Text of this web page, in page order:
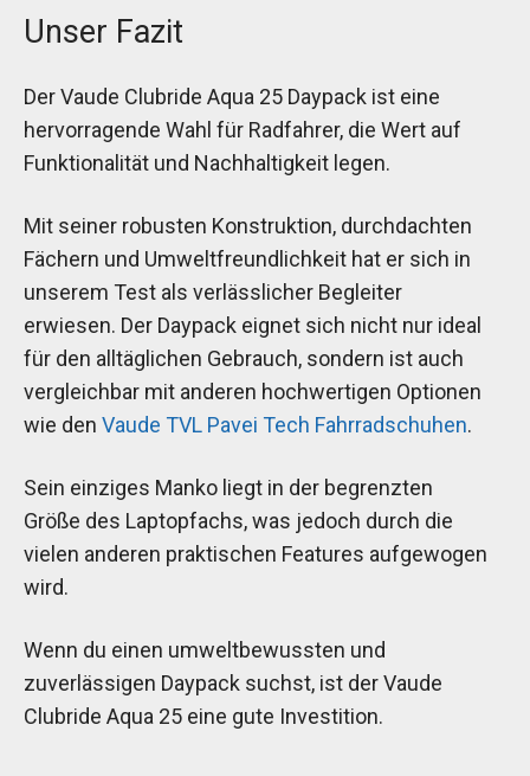
Unser Fazit
Der Vaude Clubride Aqua 25 Daypack ist eine
hervorragende Wahl für Radfahrer, die Wert auf
Funktionalität und Nachhaltigkeit legen.
Mit seiner robusten Konstruktion, durchdachten
Fächern und Umweltfreundlichkeit hat er sich in
unserem Test als verlässlicher Begleiter
erwiesen. Der Daypack eignet sich nicht nur ideal
für den alltäglichen Gebrauch, sondern ist auch
vergleichbar mit anderen hochwertigen Optionen
wie den Vaude TVL Pavei Tech Fahrradschuhen.
Sein einziges Manko liegt in der begrenzten
Größe des Laptopfachs, was jedoch durch die
vielen anderen praktischen Features aufgewogen
wird.
Wenn du einen umweltbewussten und
zuverlässigen Daypack suchst, ist der Vaude
Clubride Aqua 25 eine gute Investition.